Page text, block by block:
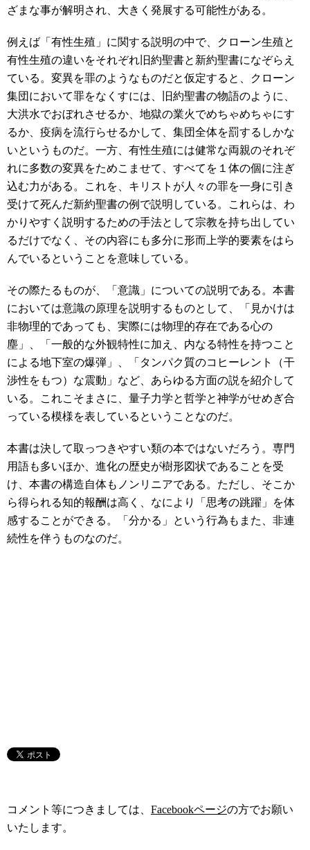
ざまな事が解明され、大きく発展する可能性がある。
例えば「有性生殖」に関する説明の中で、クローン生殖と
有性生殖の違いをそれぞれ旧約聖書と新約聖書になぞらえ
ている。変異を罪のようなものだと仮定すると、クローン
集団において罪をなくすには、旧約聖書の物語のように、
大洪水でおぼれさせるか、地獄の業火でめちゃめちゃにす
るか、疫病を流行らせるかして、集団全体を罰するしかな
いというものだ。一方、有性生殖には健常な両親のそれぞ
れに多数の変異をためこませて、すべてを１体の個に注ぎ
込む力がある。これを、キリストが人々の罪を一身に引き
受けて死んだ新約聖書の例で説明している。これらは、わ
かりやすく説明するための手法として宗教を持ち出してい
るだけでなく、その内容にも多分に形而上学的要素をはら
んでいるということを意味している。
その際たるものが、「意識」についての説明である。本書
においては意識の原理を説明するものとして、「見かけは
非物理的であっても、実際には物理的存在である心の
塵」、「一般的な外観特性に加え、内なる特性を持つこと
による地下室の爆弾」、「タンパク質のコヒーレント（干
渉性をもつ）な震動」など、あらゆる方面の説を紹介して
いる。これこそまさに、量子力学と哲学と神学がせめぎ合
っている模様を表しているということなのだ。
本書は決して取っつきやすい類の本ではないだろう。専門
用語も多いほか、進化の歴史が樹形図状であることを受
け、本書の構造自体もノンリニアである。ただし、そこか
ら得られる知的報酬は高く、なにより「思考の跳躍」を体
感することができる。「分かる」という行為もまた、非連
続性を伴うものなのだ。
コメント等につきましては、 Facebookページの方でお願い
いたします。